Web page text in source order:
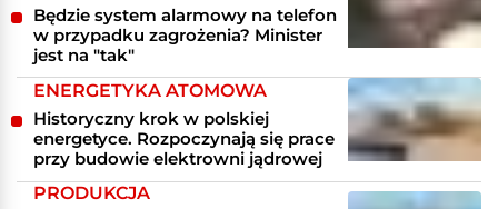
Będzie system alarmowy na telefon
w przypadku zagrożenia? Minister
jest na "tak"
ENERGETYKA ATOMOWA
Historyczny krok w polskiej
energetyce. Rozpoczynają się prace
przy budowie elektrowni jądrowej
PRODUKCJA